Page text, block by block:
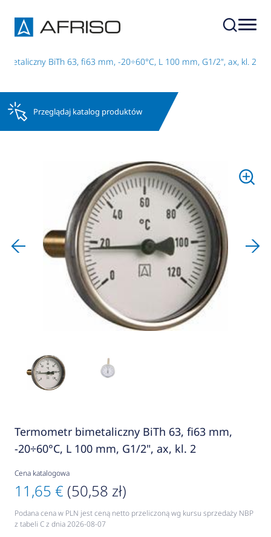
BiTh 63, fi63 mm, -20÷60°C, L 100 mm, G1/2", ax, kl. 2
Przeglądaj katalog produktów
Termometr bimetaliczny BiTh 63, fi63 mm,
-20÷60°C, L 100 mm, G1/2", ax, kl. 2
Cena katalogowa
11,65 € (50,58 zł)
Podana cena w PLN jest ceną netto przeliczoną wg kursu sprzedaży NBP
z tabeli C z dnia 2026-08-07